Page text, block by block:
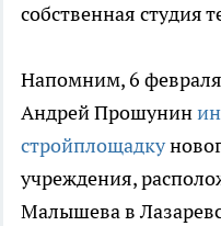
собственная студия
Напомним, 6
Андрей Прошунин
стройплощадку
учреждения,
Малышева в